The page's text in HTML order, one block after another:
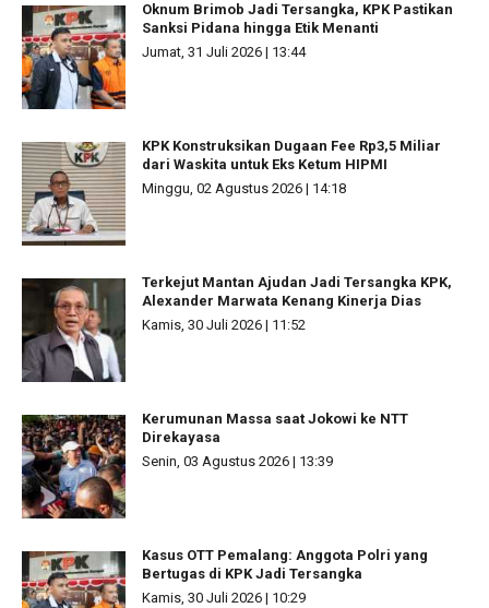
Oknum Brimob Jadi Tersangka, KPK Pastikan
Sanksi Pidana hingga Etik Menanti
Jumat, 31 Juli 2026 | 13:44
KPK Konstruksikan Dugaan Fee Rp3,5 Miliar
dari Waskita untuk Eks Ketum HIPMI
Minggu, 02 Agustus 2026 | 14:18
Terkejut Mantan Ajudan Jadi Tersangka KPK,
Alexander Marwata Kenang Kinerja Dias
Kamis, 30 Juli 2026 | 11:52
Kerumunan Massa saat Jokowi ke NTT
Direkayasa
Senin, 03 Agustus 2026 | 13:39
Kasus OTT Pemalang: Anggota Polri yang
Bertugas di KPK Jadi Tersangka
Kamis, 30 Juli 2026 | 10:29